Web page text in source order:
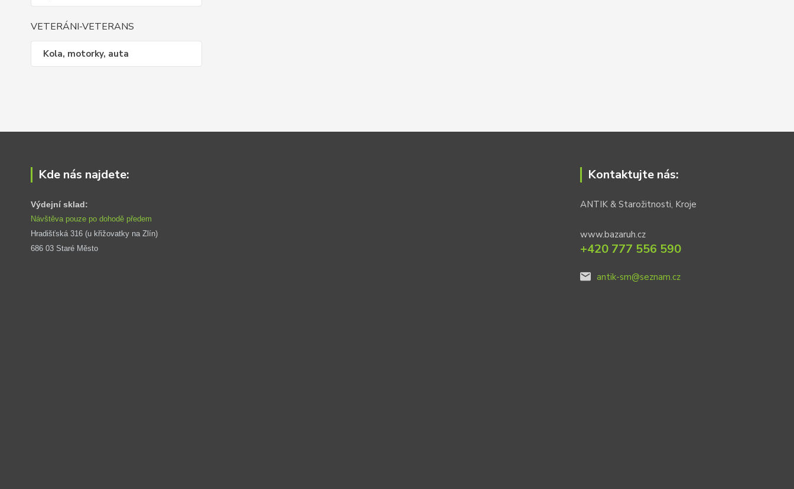
VETERÁNI-VETERANS
Kola, motorky, auta
Kde nás najdete:
Výdejní sklad:
Návštěva pouze po dohodě předem
Hradišťská 316 (u křižovatky na Zlín)
686 03 Staré Město
Kontaktujte nás:
ANTIK & Starožitnosti, Kroje
www.bazaruh.cz
+420 777 556 590
antik-sm@seznam.cz